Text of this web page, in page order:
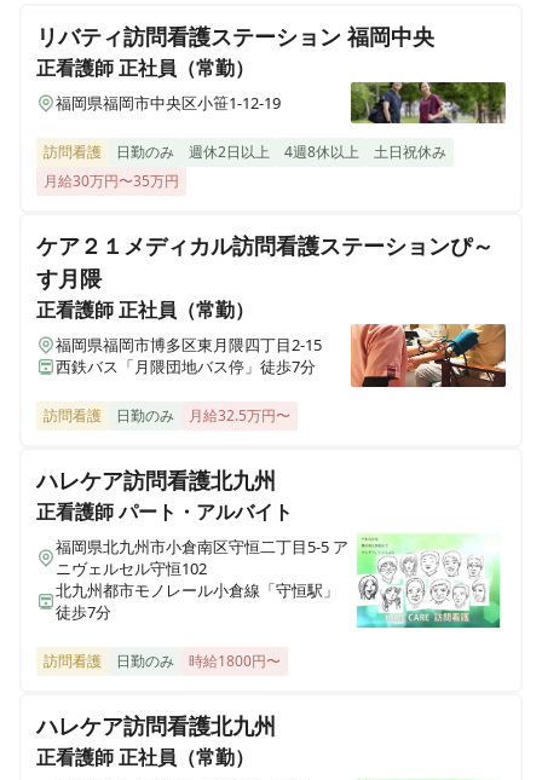
さわやか新居浜館デイサービスセンター
愛媛県新居浜市東田3丁目乙11-77
さわやか海響館
福岡県北九州市若松区浜町1丁目11番13号
さわやか春日館
福岡県春日市上白水4-11
さわやか宗像館
福岡県宗像市石丸1丁目13-2
さわやか笠寺館
さわやか愛の家 むなかた弐番館
福岡県宗像市自由ヶ丘2丁目17－1
さわやかふか家の里
兵庫県姫路市大津区勘兵衛町2丁目203-4
リバティ訪問看護ステーション 福岡中央
正看護師正社員（常勤）
福岡県福岡市中央区小笹1-12-19
訪問看護 日勤のみ 週休2日以上 4週8休以上
土日祝休み
月給30万円〜35万円
ケア２１メディカル訪問看護ステーションぴ～
す月隈
正看護師正社員（常勤）
福岡県福岡市博多区東月隈四丁目2-15
西鉄バス「月隈団地バス停」徒歩7分
訪問看護 日勤のみ 月給32.5万円〜
ハレケア訪問看護北九州
正看護師パート・アルバイト
福岡県北九州市小倉南区守恒二丁目5-5 ア
ニヴェルセル守恒102
北九州都市モノレール小倉線「守恒駅」
徒歩7分
訪問看護 日勤のみ 時給1800円〜
ハレケア訪問看護北九州
正看護師正社員（常勤）